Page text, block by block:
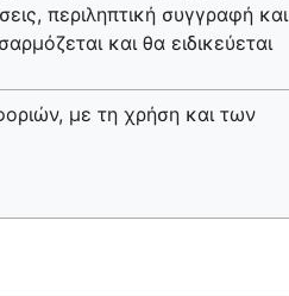
περιληπτική συγγραφή και
και θα ειδικεύεται
με τη χρήση και των